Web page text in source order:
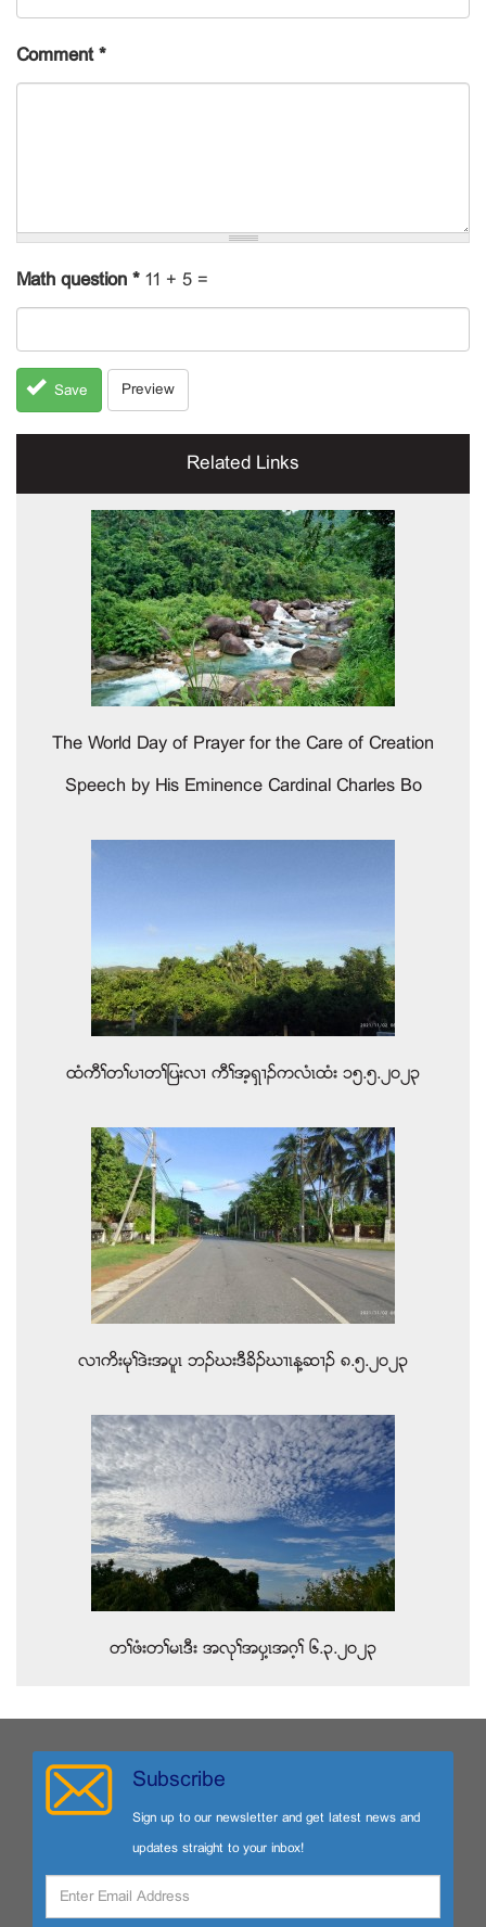
Comment*
Math question * 11 + 5 =
Save Preview
Related Links
The World Day of Prayer for the Care of Creation
Speech by His Eminence Cardinal Charles Bo
ထံကီႈတႈပ႕တႈျပးလ႕ ကီႈအ့ရွ႕ဥကလံၚထံး ၁၅.၅.၂၀၂၃
လ႕ကိးမုႈဒဲးအပူၚ ဘဥဃးဒီခိဥဃ႕ၚန႔ဆ႕ဥ ၈.၅.၂၀၂၃
တႈဖံးတႈမၚဒီး အလုႈအပွ႔ၚအဂ့ႈ ၆.၃.၂၀၂၃
Subscribe
Sign up to our newsletter and get latest news and
updates straight to your inbox!